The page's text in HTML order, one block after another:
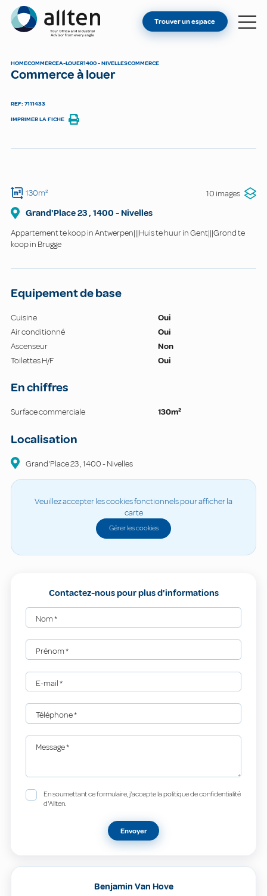
Allten
TROUVER UN ESPACE
CONTACT
Trouver un espace
HOMECOMMERCEA-LOUER1400 - NIVELLESCOMMERCE
Commerce à louer
REF: 7111433
IMPRIMER LA FICHE
130m² 10 images
Grand'Place23, 1400 -Nivelles
Appartement te koop in Antwerpen|||Huis te huur in Gent|||Grond te
koop in Brugge
Equipement de base
Cuisine
Oui
Air conditionné
Oui
Ascenseur
Non
Toilettes H/F
Oui
En chiffres
Surface commerciale 130m²
Localisation
Grand'Place23,1400-Nivelles
Veuillez accepter les cookies fonctionnels pour afficher la
carte
Gérer les cookies
Contactez-nous pour plus d'informations
Nom*
Prénom*
E-mail*
Téléphone*
Message*
En soumettant ce formulaire, j'accepte la politique de confidentialité
d'Allten.
Envoyer
Benjamin Van Hove